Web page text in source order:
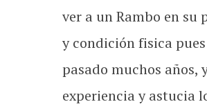
ver a un Rambo en su
y condición fisica
pasado muchos años,
experiencia y astucia